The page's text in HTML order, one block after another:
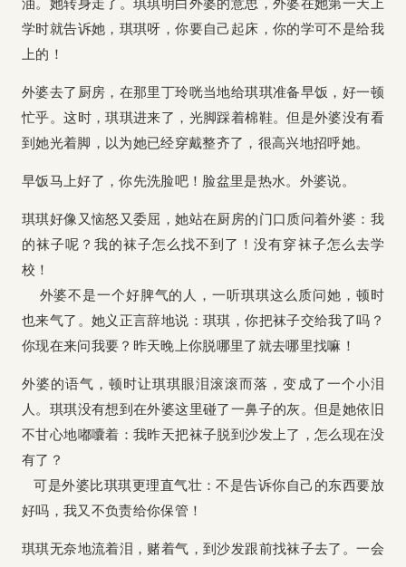
油。她转身走了。琪琪明白外婆的意思，外婆在她第一天上
学时就告诉她，琪琪呀，你要自己起床，你的学可不是给我
上的！
外婆去了厨房，在那里丁玲咣当地给琪琪准备早饭，好一顿
忙乎。这时，琪琪进来了，光脚踩着棉鞋。但是外婆没有看
到她光着脚，以为她已经穿戴整齐了，很高兴地招呼她。
早饭马上好了，你先洗脸吧！脸盆里是热水。外婆说。
琪琪好像又恼怒又委屈，她站在厨房的门口质问着外婆：我
的袜子呢？我的袜子怎么找不到了！没有穿袜子怎么去学
校！
外婆不是一个好脾气的人，一听琪琪这么质问她，顿时
也来气了。她义正言辞地说：琪琪，你把袜子交给我了吗？
你现在来问我要？昨天晚上你脱哪里了就去哪里找嘛！
外婆的语气，顿时让琪琪眼泪滚滚而落，变成了一个小泪
人。琪琪没有想到在外婆这里碰了一鼻子的灰。但是她依旧
不甘心地嘟囔着：我昨天把袜子脱到沙发上了，怎么现在没
有了？
可是外婆比琪琪更理直气壮：不是告诉你自己的东西要放
好吗，我又不负责给你保管！
琪琪无奈地流着泪，赌着气，到沙发跟前找袜子去了。一会